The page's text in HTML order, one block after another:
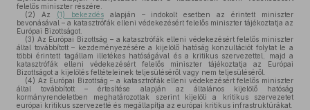
felelős miniszter részére.
(2) Az (1) bekezdésalapján – indokolt esetben az érintett miniszter
bevonásával – a katasztrófák elleni védekezésért felelős miniszter tájékoztatja az
Európai Bizottságot.
(3) Az Európai Bizottság – a katasztrófák elleni védekezésért felelős miniszter
által továbbított – kezdeményezésére a kijelölő hatóság konzultációt folytat le a
többi érintett tagállam illetékes hatóságával és a kritikus szervezettel, majd a
katasztrófák elleni védekezésért felelős miniszter tájékoztatja az Európai
Bizottságot a kijelölés feltételeinek teljesüléséről vagy nem teljesüléséről.
(4) Az Európai Bizottság – a katasztrófák elleni védekezésért felelős miniszter
által továbbított – értesítése alapján az általános kijelölő hatóság
kormányrendeletben meghatározottak szerint kijelöli a kritikus szervezetet
európai kritikus szervezetté és megállapítja az európai kritikus infrastruktúrákat.